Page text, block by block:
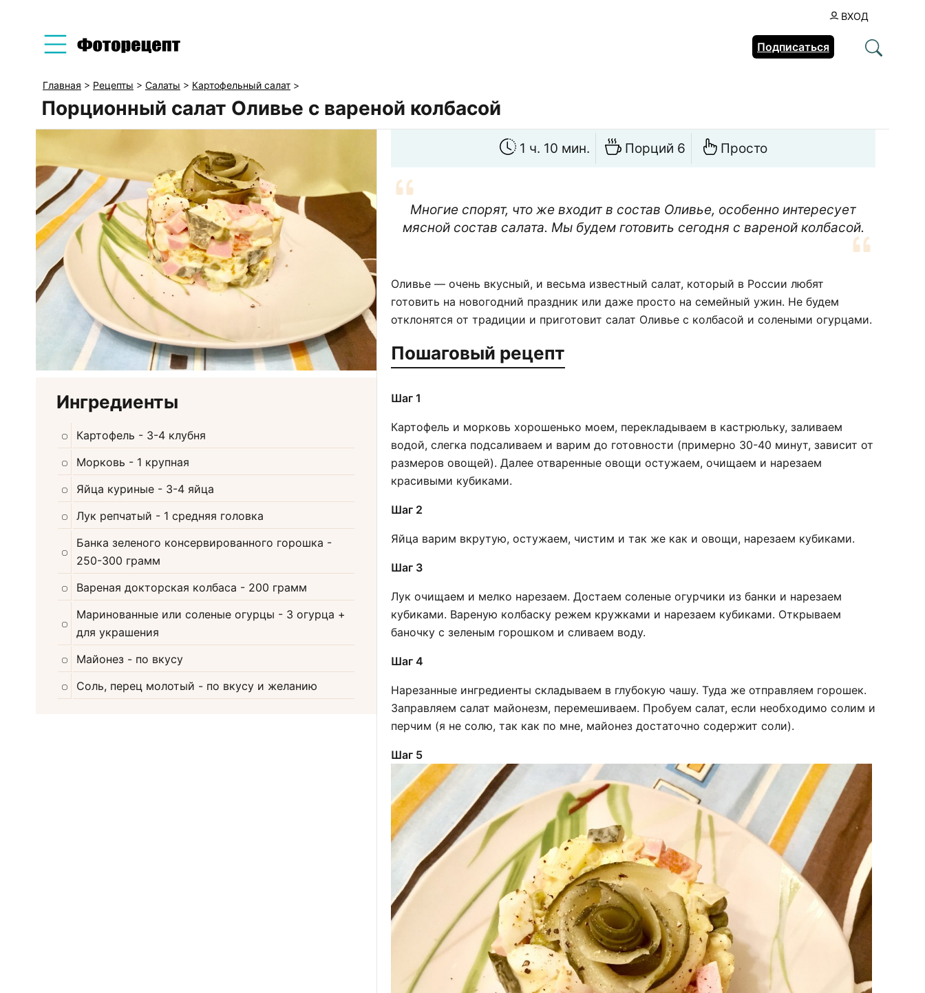
ВХОД
Подписаться
Главная > Рецепты > Салаты > Картофельный салат >
Порционный салат Оливье с вареной колбасой
Ингредиенты
Картофель - 3-4 клубня
Морковь - 1 крупная
Яйца куриные - 3-4 яйца
Лук репчатый - 1 средняя головка
Банка зеленого консервированного горошка -
250-300 грамм
Вареная докторская колбаса - 200 грамм
Маринованные или соленые огурцы - 3 огурца +
для украшения
Майонез - по вкусу
Соль, перец молотый - по вкусу и желанию
1 ч. 10 мин. Порций 6 Просто
Многие спорят, что же входит в состав Оливье, особенно интересует
мясной состав салата. Мы будем готовить сегодня с вареной колбасой.
Оливье — очень вкусный, и весьма известный салат, который в России любят
готовить на новогодний праздник или даже просто на семейный ужин. Не будем
отклонятся от традиции и приготовит салат Оливье с колбасой и солеными огурцами.
Пошаговый рецепт
Шаг 1
Картофель и морковь хорошенько моем, перекладываем в кастрюльку, заливаем
водой, слегка подсаливаем и варим до готовности (примерно 30-40 минут, зависит от
размеров овощей). Далее отваренные овощи остужаем, очищаем и нарезаем
красивыми кубиками.
Шаг 2
Яйца варим вкрутую, остужаем, чистим и так же как и овощи, нарезаем кубиками.
Шаг 3
Лук очищаем и мелко нарезаем. Достаем соленые огурчики из банки и нарезаем
кубиками. Вареную колбаску режем кружками и нарезаем кубиками. Открываем
баночку с зеленым горошком и сливаем воду.
Шаг 4
Нарезанные ингредиенты складываем в глубокую чашу. Туда же отправляем горошек.
Заправляем салат майонезм, перемешиваем. Пробуем салат, если необходимо солим и
перчим (я не солю, так как по мне, майонез достаточно содержит соли).
Шаг 5